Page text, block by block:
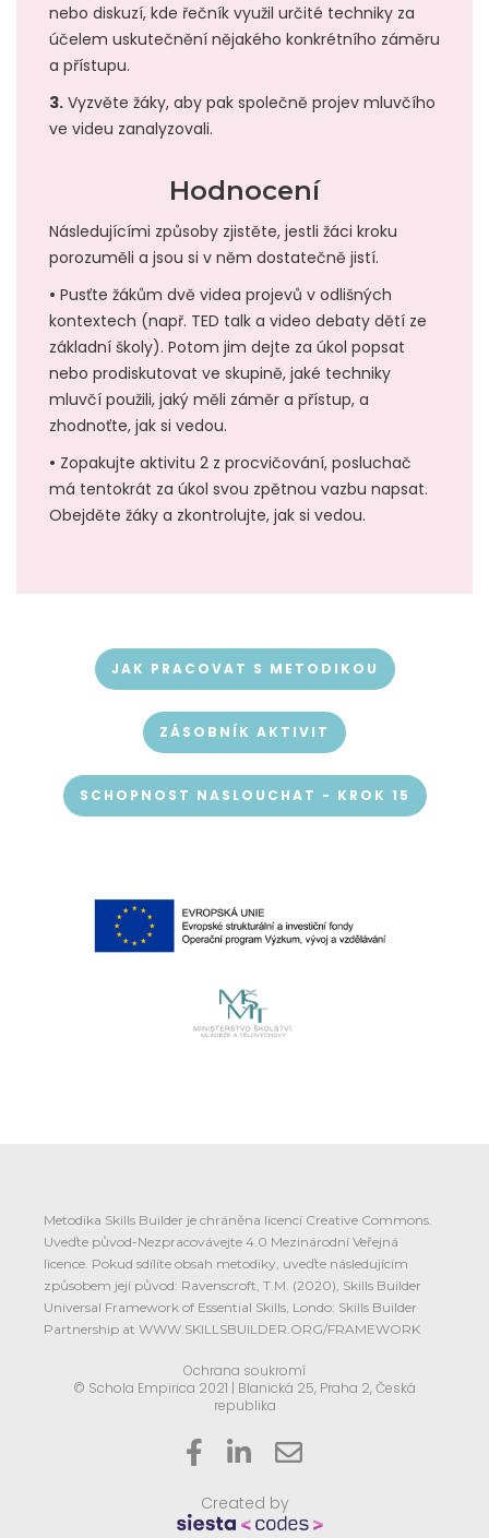
nebo diskuzí, kde řečník využil určité techniky za
účelem uskutečnění nějakého konkrétního záměru
a přístupu.
3. Vyzvěte žáky, aby pak společně projev mluvčího
ve videu zanalyzovali.
Hodnocení
Následujícími způsoby zjistěte, jestli žáci kroku
porozuměli a jsou si v něm dostatečně jistí.
• Pusťte žákům dvě videa projevů v odlišných
kontextech (např. TED talk a video debaty dětí ze
základní školy). Potom jim dejte za úkol popsat
nebo prodiskutovat ve skupině, jaké techniky
mluvčí použili, jaký měli záměr a přístup, a
zhodnoťte, jak si vedou.
• Zopakujte aktivitu 2 z procvičování, posluchač
má tentokrát za úkol svou zpětnou vazbu napsat.
Obejděte žáky a zkontrolujte, jak si vedou.
JAK PRACOVAT S METODIKOU
ZÁSOBNÍK AKTIVIT
SCHOPNOST NASLOUCHAT - KROK 15
Metodika Skills Builder je chráněna licencí Creative Commons.
Uveďte původ-Nezpracovávejte 4.0 Mezinárodní Veřejná
licence. Pokud sdílíte obsah metodiky, uveďte následujícím
způsobem její původ: Ravenscroft, T.M. (2020), Skills Builder
Universal Framework of Essential Skills, Londo: Skills Builder
Partnership at WWW.SKILLSBUILDER.ORG/FRAMEWORK
Ochrana soukromí
© Schola Empirica 2021 | Blanická 25, Praha 2, Česká
republika
  
Created by